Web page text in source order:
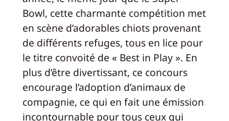
Bowl, cette charmante compétition met
en scène d’adorables chiots provenant
de différents refuges, tous en lice pour
le titre convoité de « Best in Play ». En
plus d’être divertissant, ce concours
encourage l’adoption d’animaux de
compagnie, ce qui en fait une émission
incontournable pour tous ceux qui